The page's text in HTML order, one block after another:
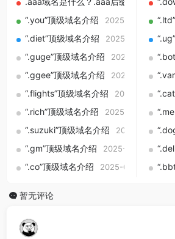
“.you”顶级域名介绍 2025-09-01
“.diet”顶级域名介绍 2025-09-01
“.guge”顶级域名介绍 2025-09-01
“.ggee”顶级域名介绍 2025-09-01
“.flights”顶级域名介绍 2025-09-01
“.rich”顶级域名介绍 2025-09-01
“.suzuki”顶级域名介绍 2025-09-01
“.gm”顶级域名介绍 2025-09-01
“.co”顶级域名介绍 2025-09-01
暂无评论